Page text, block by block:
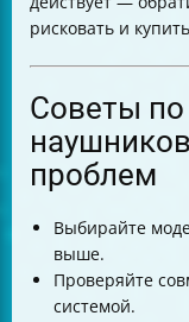
рисковать и
Советы
проблем
Выбирайте
выше.
Проверяйте
системой.